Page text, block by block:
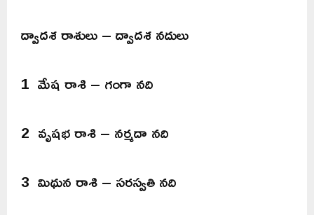
ద్వాదశ రాశులు – ద్వాదశ నదులు
1 మేష రాశి – గంగా నది
2 వృషభ రాశి – నర్మదా నది
3 మిథున రాశి – సరస్వతి నది